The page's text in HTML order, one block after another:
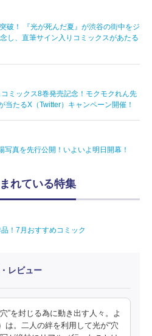
破！ 『光が死んだ夏』が渋谷の街中をジ
し、直筆サイン入りコミックスがあたる
ミックス8巻発売記念！モクモクれん先
たるX（Twitter）キャンペーン開催！
真を先行公開！いよいよ明日開幕！
れている特集
！7月おすすめコミック
レビュー
”を封じる為に動き出す人々。よ
は。二人の絆を利用して光が“穴